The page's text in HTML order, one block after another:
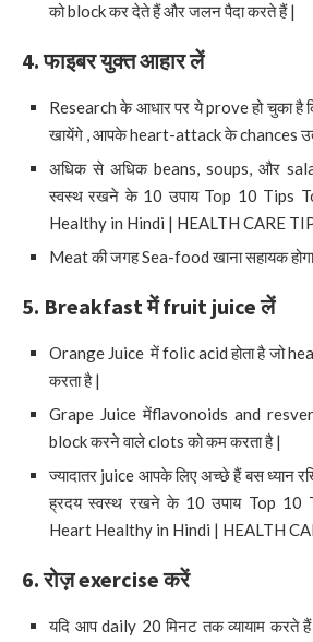
को block कर देते हैं और जलन पैदा करते हैं |
4.फाइबर युक्त आहार लें
Research के आधार पर ये prove हो चुका है
खायेंगे , आपके heart-attack के chances
अधिक से अधिक beans, soups, और
स्वस्थ रखने के 10 उपाय Top 10 Tips
Healthy in Hindi | HEALTH CARE
Meat की जगह Sea-food खाना सहायक होगा
5. Breakfastमेंfruit juiceलें
Orange Juice में folic acid होता है जो
करता है |
Grape Juice मेंflavonoids and
block करने वाले clots को कम करता है |
ज्यादातर juice आपके लिए अच्छे हैं बस ध्यान
ह्रदय स्वस्थ रखने के 10 उपाय Top 10
Heart Healthy in Hindi | HEALTH
6.रोज़exerciseकरें
यदि आप daily 20 मिनट तक व्यायाम करते